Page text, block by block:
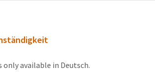
only available in Deutsch.